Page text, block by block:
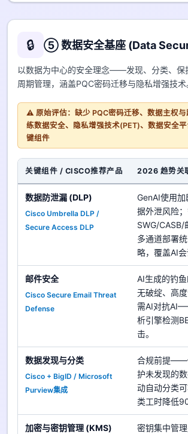
🔒 ⑤ 数据安全基座 (Data
以数据为中心的安全理念——发现、分类、保
周期管理，涵盖PQC密码迁移与隐私增强技术
⚠️ 原始评估：缺少 PQC密码迁移、数据主权与
练数据安全、隐私增强技术(PET)、数据安全
键组件
关键组件 / CISCO推荐产品 2026 趋势关
数据防泄漏 (DLP)
Cisco Umbrella DLP /
Secure Access DLP
GenAI使用
据外泄风险
SWG/CASB/
多通道部署
略，覆盖AI会
邮件安全
Cisco Secure Email Threat
Defense
AI生成的钓
无破绽、高度
需AI对抗
析引擎检测
击。
数据发现与分类
Cisco + BigID / Microsoft
Purview集成
合规前提——
护未发现的
动自动分类
类工时降低
加密与密钥管理 (KMS)
密钥集中管